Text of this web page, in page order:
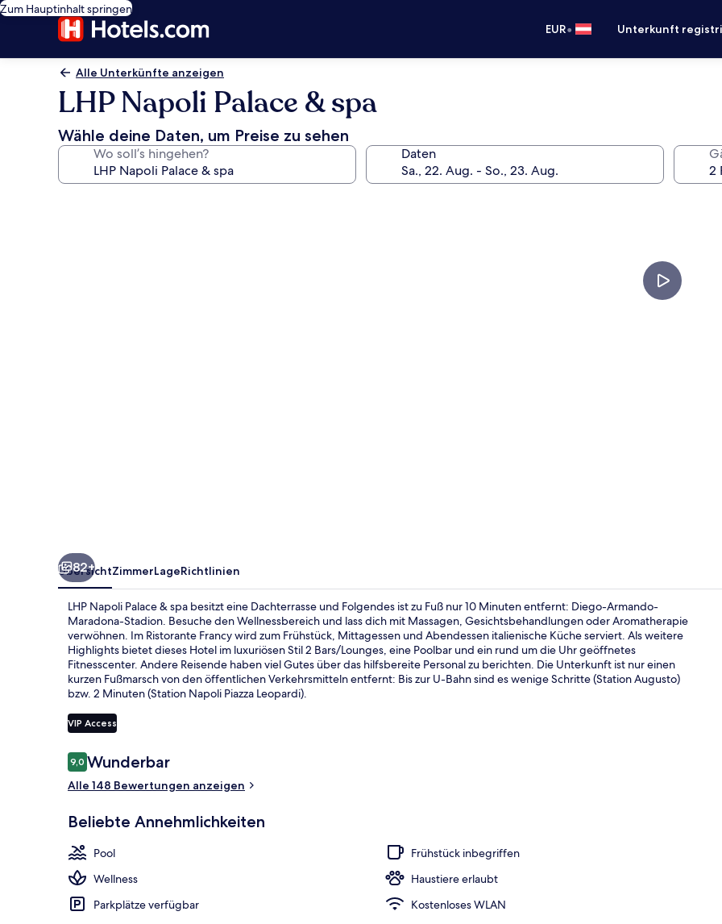
Zum Hauptinhalt springen
EUR• Unterkunft
Alle Unterkünfte anzeigen
LHP Napoli Palace & spa
Wähle deine Daten, um Preise zu sehen
Wo soll’s hingehen? Daten
Außenpool
82+
ÜbersichtZimmerLageRichtlinien
LHP Napoli Palace & spa besitzt eine Dachterrasse und Folgendes ist zu Fuß nur 10 Minuten entfernt: Diego-Armando-
Maradona-Stadion. Besuche den Wellnessbereich und lass dich mit Massagen, Gesichtsbehandlungen oder Aromatherapie
verwöhnen. Im Ristorante Francy wird zum Frühstück, Mittagessen und Abendessen italienische Küche serviert. Als weitere
Highlights bietet dieses Hotel im luxuriösen Stil 2 Bars/Lounges, eine Poolbar und ein rund um die Uhr geöffnetes
Fitnesscenter. Andere Reisende haben viel Gutes über das hilfsbereite Personal zu berichten. Die Unterkunft ist nur einen
kurzen Fußmarsch von den öffentlichen Verkehrsmitteln entfernt: Bis zur U-Bahn sind es wenige Schritte (Station Augusto)
bzw. 2 Minuten (Station Napoli Piazza Leopardi).
VIP Access
Bewertungen
9,09,0 von 10.
Wunderbar
Alle 148 Bewertungen anzeigen
Beliebte Annehmlichkeiten
Pool
Frühstück inbegriffen
Wellness
Haustiere erlaubt
Parkplätze verfügbar
Kostenloses WLAN